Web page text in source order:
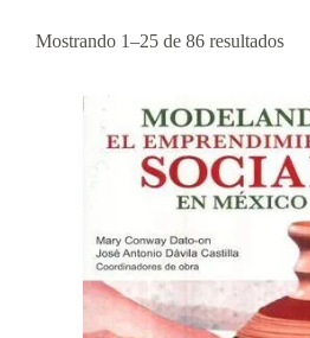
Mostrando 1–25 de 86 resultados